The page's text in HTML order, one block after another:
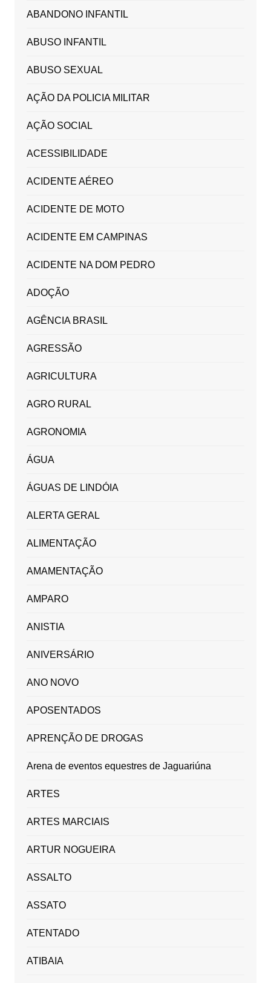
ABANDONO INFANTIL
ABUSO INFANTIL
ABUSO SEXUAL
AÇÃO DA POLICIA MILITAR
AÇÃO SOCIAL
ACESSIBILIDADE
ACIDENTE AÉREO
ACIDENTE DE MOTO
ACIDENTE EM CAMPINAS
ACIDENTE NA DOM PEDRO
ADOÇÃO
AGÊNCIA BRASIL
AGRESSÃO
AGRICULTURA
AGRO RURAL
AGRONOMIA
ÁGUA
ÁGUAS DE LINDÓIA
ALERTA GERAL
ALIMENTAÇÃO
AMAMENTAÇÃO
AMPARO
ANISTIA
ANIVERSÁRIO
ANO NOVO
APOSENTADOS
APRENÇÃO DE DROGAS
Arena de eventos equestres de Jaguariúna
ARTES
ARTES MARCIAIS
ARTUR NOGUEIRA
ASSALTO
ASSATO
ATENTADO
ATIBAIA